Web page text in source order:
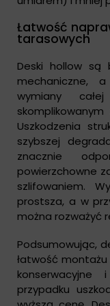
Łatwość
tarasowych
Deski hollow są
mechaniczne,
wymiany
Uszkodzenia
szybszej
znacznie
powierzchowne
szlifowaniem.
prostsza, a w
można rozważyć
Podsumowując,
łatwość
przypadku